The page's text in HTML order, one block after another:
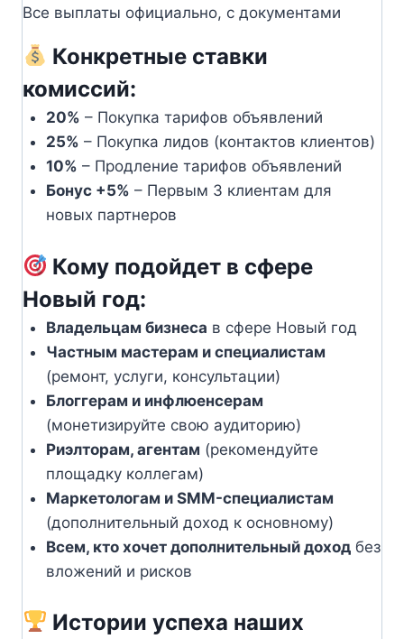
Все выплаты официально, с документами
Конкретные ставки
комиссий:
20% – Покупка тарифов объявлений
25% – Покупка лидов (контактов клиентов)
10% – Продление тарифов объявлений
Бонус +5% – Первым 3 клиентам для
новых партнеров
Кому подойдет в сфере
Новый год:
Владельцам бизнеса в сфере Новый год
Частным мастерам и специалистам
(ремонт, услуги, консультации)
Блоггерам и инфлюенсерам
(монетизируйте свою аудиторию)
Риэлторам, агентам (рекомендуйте
площадку коллегам)
Маркетологам и SMM-специалистам
(дополнительный доход к основному)
Всем, кто хочет дополнительный доходбез
вложений и рисков
Истории успеха наших